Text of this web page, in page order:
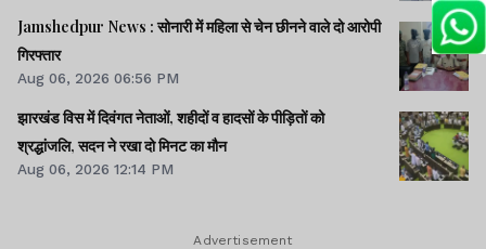
Jamshedpur News : सोनारी में महिला से चेन छीनने वाले दो आरोपी
गिरफ्तार
Aug 06, 2026 06:56 PM
झारखंड विस में दिवंगत नेताओं, शहीदों व हादसों के पीड़ितों को
श्रद्धांजलि, सदन ने रखा दो मिनट का मौन
Aug 06, 2026 12:14 PM
Advertisement